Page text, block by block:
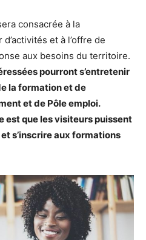
consacrée à la
et à l’offre de
aux besoins du territoire.
pourront s’entretenir
la formation et de
et de Pôle emploi.
est que les visiteurs puissent
s’inscrire aux formations